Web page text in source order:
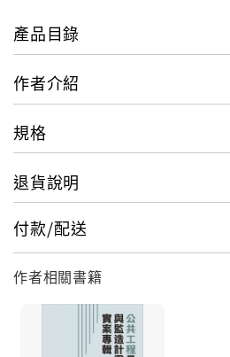
■ 序言
在日益講究生活品質之時代
切期盼。行政院自八十二年訂定
效落實品管制度之執行，以提升
政院公共工程委員會進而頒定「
作業要點」，以規範各政府機關
關品管規定納入招標文件內，以
行。
依「公共工程施工品質管理作
應於招標文件內明定廠商應提報
產品目錄
作者介紹
規格
退貨說明
付款/配送
作者相關書籍